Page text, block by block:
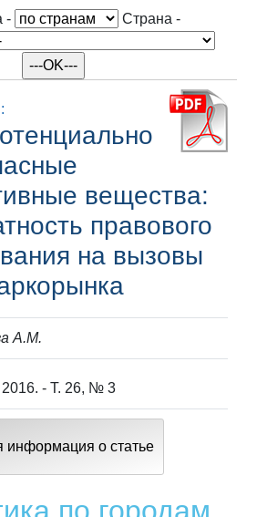
- Cтрана -
вещества:
правового
на вызовы
А.М.
2016. - Т. 26, № 3
информация о статье